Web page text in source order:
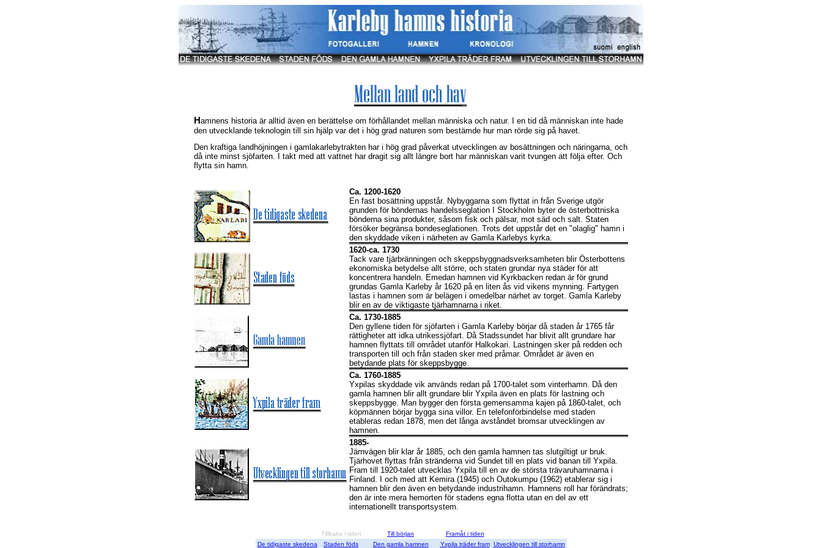
Hamnens historia är alltid även en berättelse om förhållandet mellan människa och natur. I en tid då människan inte hade
den utvecklande teknologin till sin hjälp var det i hög grad naturen som bestämde hur man rörde sig på havet.
Den kraftiga landhöjningen i gamlakarlebytrakten har i hög grad påverkat utvecklingen av bosättningen och näringarna, och
då inte minst sjöfarten. I takt med att vattnet har dragit sig allt längre bort har människan varit tvungen att följa efter. Och
flytta sin hamn.
Ca. 1200-1620
En fast bosättning uppstår. Nybyggarna som flyttat in från Sverige utgör
grunden för böndernas handelsseglation I Stockholm byter de österbottniska
bönderna sina produkter, såsom fisk och pälsar, mot säd och salt. Staten
försöker begränsa bondeseglationen. Trots det uppstår det en "olaglig" hamn i
den skyddade viken i närheten av Gamla Karlebys kyrka.
1620-ca. 1730
Tack vare tjärbränningen och skeppsbyggnadsverksamheten blir Österbottens
ekonomiska betydelse allt större, och staten grundar nya städer för att
koncentrera handeln. Emedan hamnen vid Kyrkbacken redan är för grund
grundas Gamla Karleby år 1620 på en liten ås vid vikens mynning. Fartygen
lastas i hamnen som är belägen i omedelbar närhet av torget. Gamla Karleby
blir en av de viktigaste tjärhamnarna i riket.
Ca. 1730-1885
Den gyllene tiden för sjöfarten i Gamla Karleby börjar då staden år 1765 får
rättigheter att idka utrikessjöfart. Då Stadssundet har blivit allt grundare har
hamnen flyttats till området utanför Halkokari. Lastningen sker på redden och
transporten till och från staden sker med pråmar. Området är även en
betydande plats för skeppsbygge.
Ca. 1760-1885
Yxpilas skyddade vik används redan på 1700-talet som vinterhamn. Då den
gamla hamnen blir allt grundare blir Yxpila även en plats för lastning och
skeppsbygge. Man bygger den första gemensamma kajen på 1860-talet, och
köpmännen börjar bygga sina villor. En telefonförbindelse med staden
etableras redan 1878, men det långa avståndet bromsar utvecklingen av
hamnen.
1885-
Järnvägen blir klar år 1885, och den gamla hamnen tas slutgiltigt ur bruk.
Tjärhovet flyttas från stränderna vid Sundet till en plats vid banan till Yxpila.
Fram till 1920-talet utvecklas Yxpila till en av de största trävaruhamnarna i
Finland. I och med att Kemira (1945) och Outokumpu (1962) etablerar sig i
hamnen blir den även en betydande industrihamn. Hamnens roll har förändrats;
den är inte mera hemorten för stadens egna flotta utan en del av ett
internationellt transportsystem.
Tillbaka i tiden Till början
Framåt i tiden
De tidigaste skedena
Staden föds Den gamla hamnen Yxpila träder fram Utvecklingen till storhamn